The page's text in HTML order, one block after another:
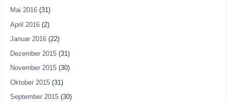
Mai 2016(31)
April 2016(2)
Januar 2016(22)
Dezember 2015(31)
November 2015(30)
Oktober 2015(31)
September 2015(30)